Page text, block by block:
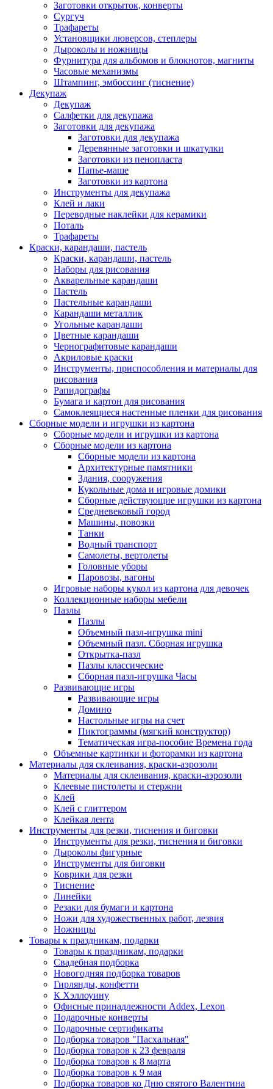
Заготовки открыток, конверты
Сургуч
Трафареты
Установщики люверсов, степлеры
Дыроколы и ножницы
Фурнитура для альбомов и блокнотов, магниты
Часовые механизмы
Штампинг, эмбоссинг (тиснение)
Декупаж
Декупаж
Салфетки для декупажа
Заготовки для декупажа
Заготовки для декупажа
Деревянные заготовки и шкатулки
Заготовки из пенопласта
Папье-маше
Заготовки из картона
Инструменты для декупажа
Клей и лаки
Переводные наклейки для керамики
Поталь
Трафареты
Краски, карандаши, пастель
Краски, карандаши, пастель
Наборы для рисования
Акварельные карандаши
Пастель
Пастельные карандаши
Карандаши металлик
Угольные карандаши
Цветные карандаши
Чернографитовые карандаши
Акриловые краски
Инструменты, приспособления и материалы для
рисования
Рапидографы
Бумага и картон для рисования
Самоклеящиеся настенные пленки для рисования
Сборные модели и игрушки из картона
Сборные модели и игрушки из картона
Сборные модели из картона
Сборные модели из картона
Архитектурные памятники
Здания, сооружения
Кукольные дома и игровые домики
Сборные действующие игрушки из картона
Средневековый город
Машины, повозки
Танки
Водный транспорт
Самолеты, вертолеты
Головные уборы
Паровозы, вагоны
Игровые наборы кукол из картона для девочек
Коллекционные наборы мебели
Пазлы
Пазлы
Объемный пазл-игрушка mini
Объемный пазл. Сборная игрушка
Открытка-пазл
Пазлы классические
Сборная пазл-игрушка Часы
Развивающие игры
Развивающие игры
Домино
Настольные игры на счет
Пиктограммы (мягкий конструктор)
Тематическая игра-пособие Времена года
Объемные картинки и фоторамки из картона
Материалы для склеивания, краски-аэрозоли
Материалы для склеивания, краски-аэрозоли
Клеевые пистолеты и стержни
Клей
Клей с глиттером
Клейкая лента
Инструменты для резки, тиснения и биговки
Инструменты для резки, тиснения и биговки
Дыроколы фигурные
Инструменты для биговки
Коврики для резки
Тиснение
Линейки
Резаки для бумаги и картона
Ножи для художественных работ, лезвия
Ножницы
Товары к праздникам, подарки
Товары к праздникам, подарки
Свадебная подборка
Новогодняя подборка товаров
Гирлянды, конфетти
К Хэллоуину
Офисные принадлежности Addex, Lexon
Подарочные конверты
Подарочные сертификаты
Подборка товаров "Пасхальная"
Подборка товаров к 23 февраля
Подборка товаров к 8 марта
Подборка товаров к 9 мая
Подборка товаров ко Дню святого Валентина